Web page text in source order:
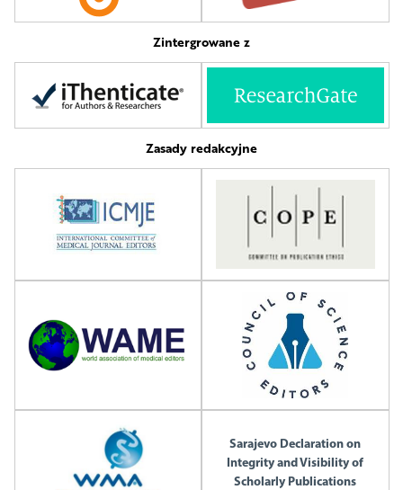
Zintergrowane z
Zasady redakcyjne
Sarajevo Declaration on
Integrity and Visibility of
Scholarly Publications